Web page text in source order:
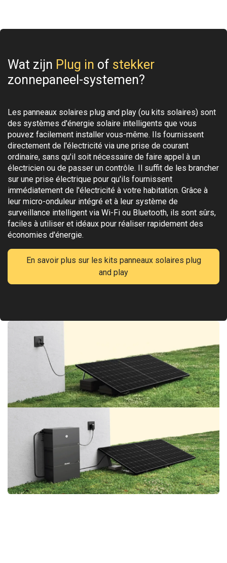
Wat zijn Plug in of stekker
zonnepaneel-systemen?
Les panneaux solaires plug and play (ou kits solaires) sont
des systèmes d'énergie solaire intelligents que vous
pouvez facilement installer vous-même. Ils fournissent
directement de l'électricité via une prise de courant
ordinaire, sans qu'il soit nécessaire de faire appel à un
électricien ou de passer un contrôle. Il suffit de les brancher
sur une prise électrique pour qu'ils fournissent
immédiatement de l'électricité à votre habitation. Grâce à
leur micro-onduleur intégré et à leur système de
surveillance intelligent via Wi-Fi ou Bluetooth, ils sont sûrs,
faciles à utiliser et idéaux pour réaliser rapidement des
économies d'énergie.
En savoir plus sur les kits panneaux solaires plug
and play